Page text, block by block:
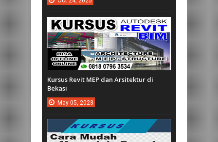
Kursus Revit MEP dan Arsitektur di
Bekasi
May 05, 2023